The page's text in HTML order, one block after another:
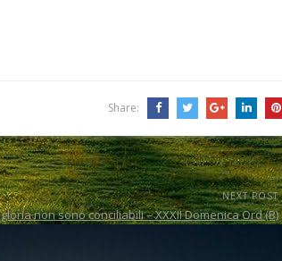
Share:
NEXT POST
non sono conciliabili – XXXII Domenica Ord (B)